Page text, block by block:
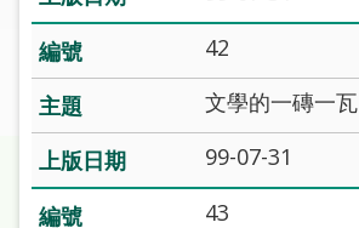
申
請
常
見
問
答
42
文學的一磚一瓦
99-07-31
43